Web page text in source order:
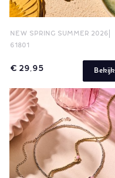
NEW SPRING SUMMER 2026
61801
€ 29,95 Bekijk